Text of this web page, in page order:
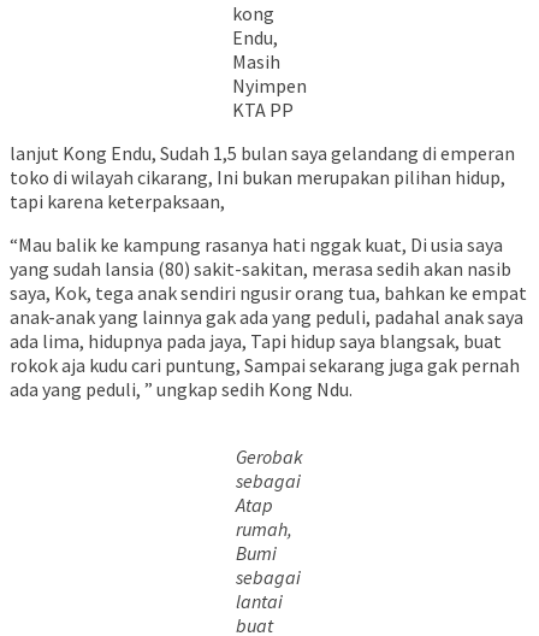
kong
Endu,
Masih
Nyimpen
KTA PP
lanjut Kong Endu, Sudah 1,5 bulan saya gelandang di emperan
toko di wilayah cikarang, Ini bukan merupakan pilihan hidup,
tapi karena keterpaksaan,
“Mau balik ke kampung rasanya hati nggak kuat, Di usia saya
yang sudah lansia (80) sakit-sakitan, merasa sedih akan nasib
saya, Kok, tega anak sendiri ngusir orang tua, bahkan ke empat
anak-anak yang lainnya gak ada yang peduli, padahal anak saya
ada lima, hidupnya pada jaya, Tapi hidup saya blangsak, buat
rokok aja kudu cari puntung, Sampai sekarang juga gak pernah
ada yang peduli, ” ungkap sedih Kong Ndu.
Gerobak
sebagai
Atap
rumah,
Bumi
sebagai
lantai
buat